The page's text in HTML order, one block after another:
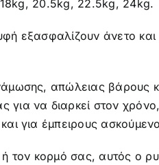
20.5kg, 22.5kg, 24kg.
εξασφαλίζουν άνετο
απώλειας βάρους
να διαρκεί στον
για έμπειρους
τον κορμό σας, αυτός ο